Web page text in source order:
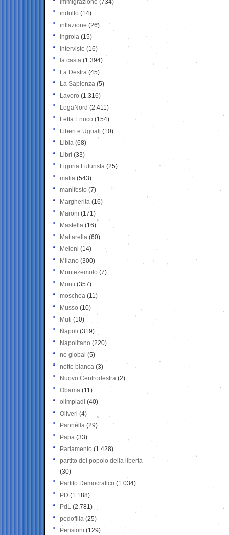
Immigrazione (734)
indulto (14)
inflazione (26)
Ingroia (15)
Interviste (16)
la casta (1.394)
La Destra (45)
La Sapienza (5)
Lavoro (1.316)
LegaNord (2.411)
Letta Enrico (154)
Liberi e Uguali (10)
Libia (68)
Libri (33)
Liguria Futurista (25)
mafia (543)
manifesto (7)
Margherita (16)
Maroni (171)
Mastella (16)
Mattarella (60)
Meloni (14)
Milano (300)
Montezemolo (7)
Monti (357)
moschea (11)
Musso (10)
Muti (10)
Napoli (319)
Napolitano (220)
no global (5)
notte bianca (3)
Nuovo Centrodestra (2)
Obama (11)
olimpiadi (40)
Oliveri (4)
Pannella (29)
Papa (33)
Parlamento (1.428)
partito del popolo della libertà
(30)
Partito Democratico (1.034)
PD (1.188)
PdL (2.781)
pedofilia (25)
Pensioni (129)